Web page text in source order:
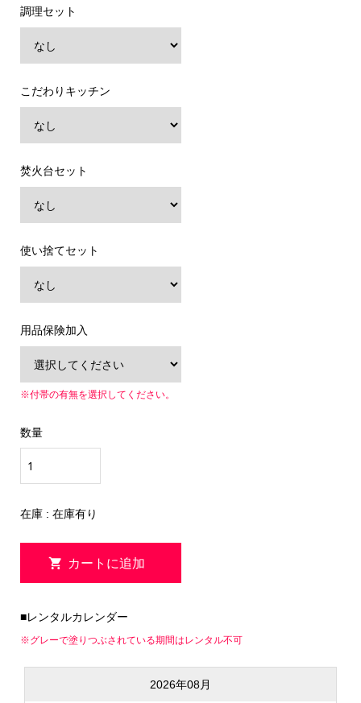
調理セット
こだわりキッチン
焚火台セット
使い捨てセット
用品保険加入
※付帯の有無を選択してください。
数量
在庫 : 在庫有り
■レンタルカレンダー
※グレーで塗りつぶされている期間はレンタル不可
2026年08月